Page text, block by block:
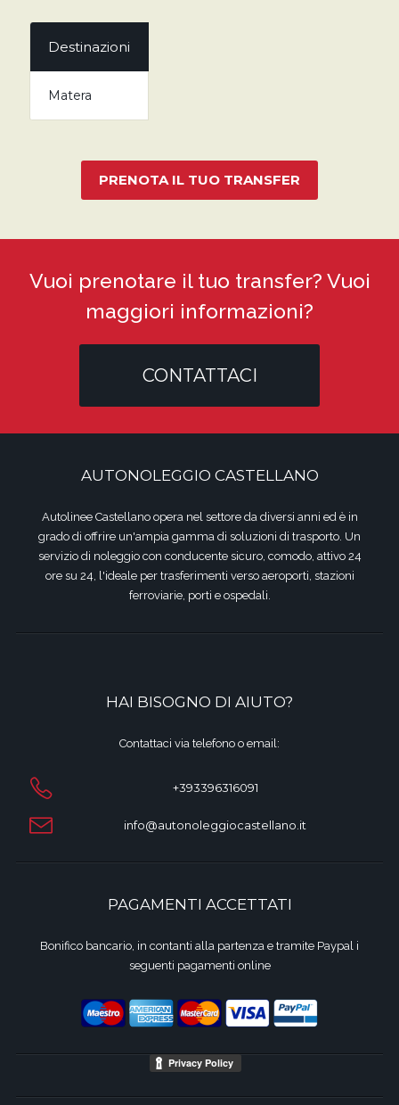
Destinazioni
Matera
PRENOTA IL TUO TRANSFER
Vuoi prenotare il tuo transfer? Vuoi
maggiori informazioni?
CONTATTACI
AUTONOLEGGIO CASTELLANO
Autolinee Castellano opera nel settore da diversi anni ed è in
grado di offrire un'ampia gamma di soluzioni di trasporto. Un
servizio di noleggio con conducente sicuro, comodo, attivo 24
ore su 24, l'ideale per trasferimenti verso aeroporti, stazioni
ferroviarie, porti e ospedali.
HAI BISOGNO DI AIUTO?
Contattaci via telefono o email:
+393396316091
info@autonoleggiocastellano.it
PAGAMENTI ACCETTATI
Bonifico bancario, in contanti alla partenza e tramite Paypal i
seguenti pagamenti online